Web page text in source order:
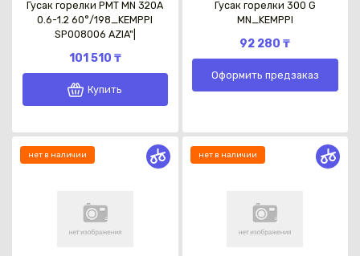
Гусак горелки PMT MN 320A
0.6-1.2 60°/198_KEMPPI
SP008006 AZIA"|
101 510 ₸
Купить
Гусак горелки 300 G
MN_KEMPPI
92 280 ₸
Оформить предзаказ
нет в наличии нет в наличии